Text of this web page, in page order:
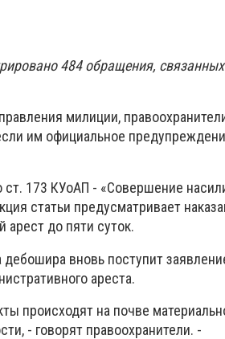
484 обращения,
милиции,
им официальное
173 КУоАП - «Совершение
статьи предусматривает
арест до пяти суток.
вновь поступит
ареста.
происходят на почве
- говорят правоохранители. -